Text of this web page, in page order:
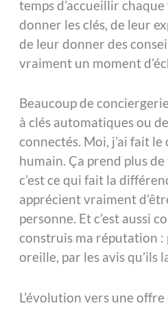
temps d’accueillir
donner les clés, de leur
de leur donner des
vraiment un moment
Beaucoup de
à clés automatiques ou
connectés. Moi, j’ai fait
humain. Ça prend plus de
c’est ce qui fait la
apprécient vraiment
personne. Et c’est aussi
construis ma réputation :
oreille, par les avis qu’ils
L’évolution vers une